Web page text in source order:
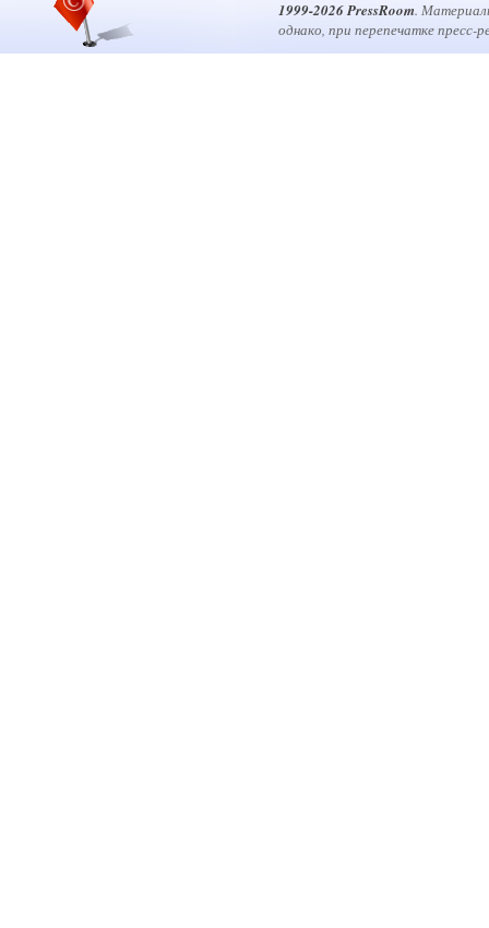
1999-2026 PressRoom.
однако, при перепечатке пресс-